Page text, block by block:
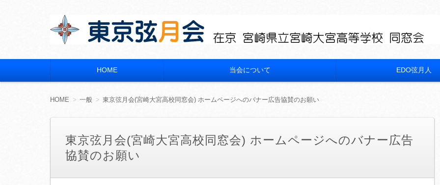
東京弦月会
ン
HOME 当会について EDO弦月人
HOME 一般 東京弦月会(宮崎大宮高校同窓会) ホームページへのバナー広告協賛のお願い
東京弦月会(宮崎大宮高校同窓会) ホームページへのバナー広告
協賛のお願い